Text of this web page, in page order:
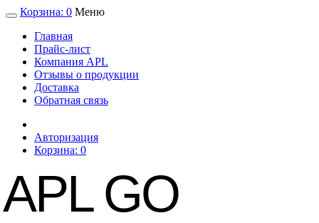
Корзина: 0 Меню
Главная
Прайс-лист
Компания APL
Отзывы о продукции
Доставка
Обратная связь
Авторизация
Корзина: 0
APL GO